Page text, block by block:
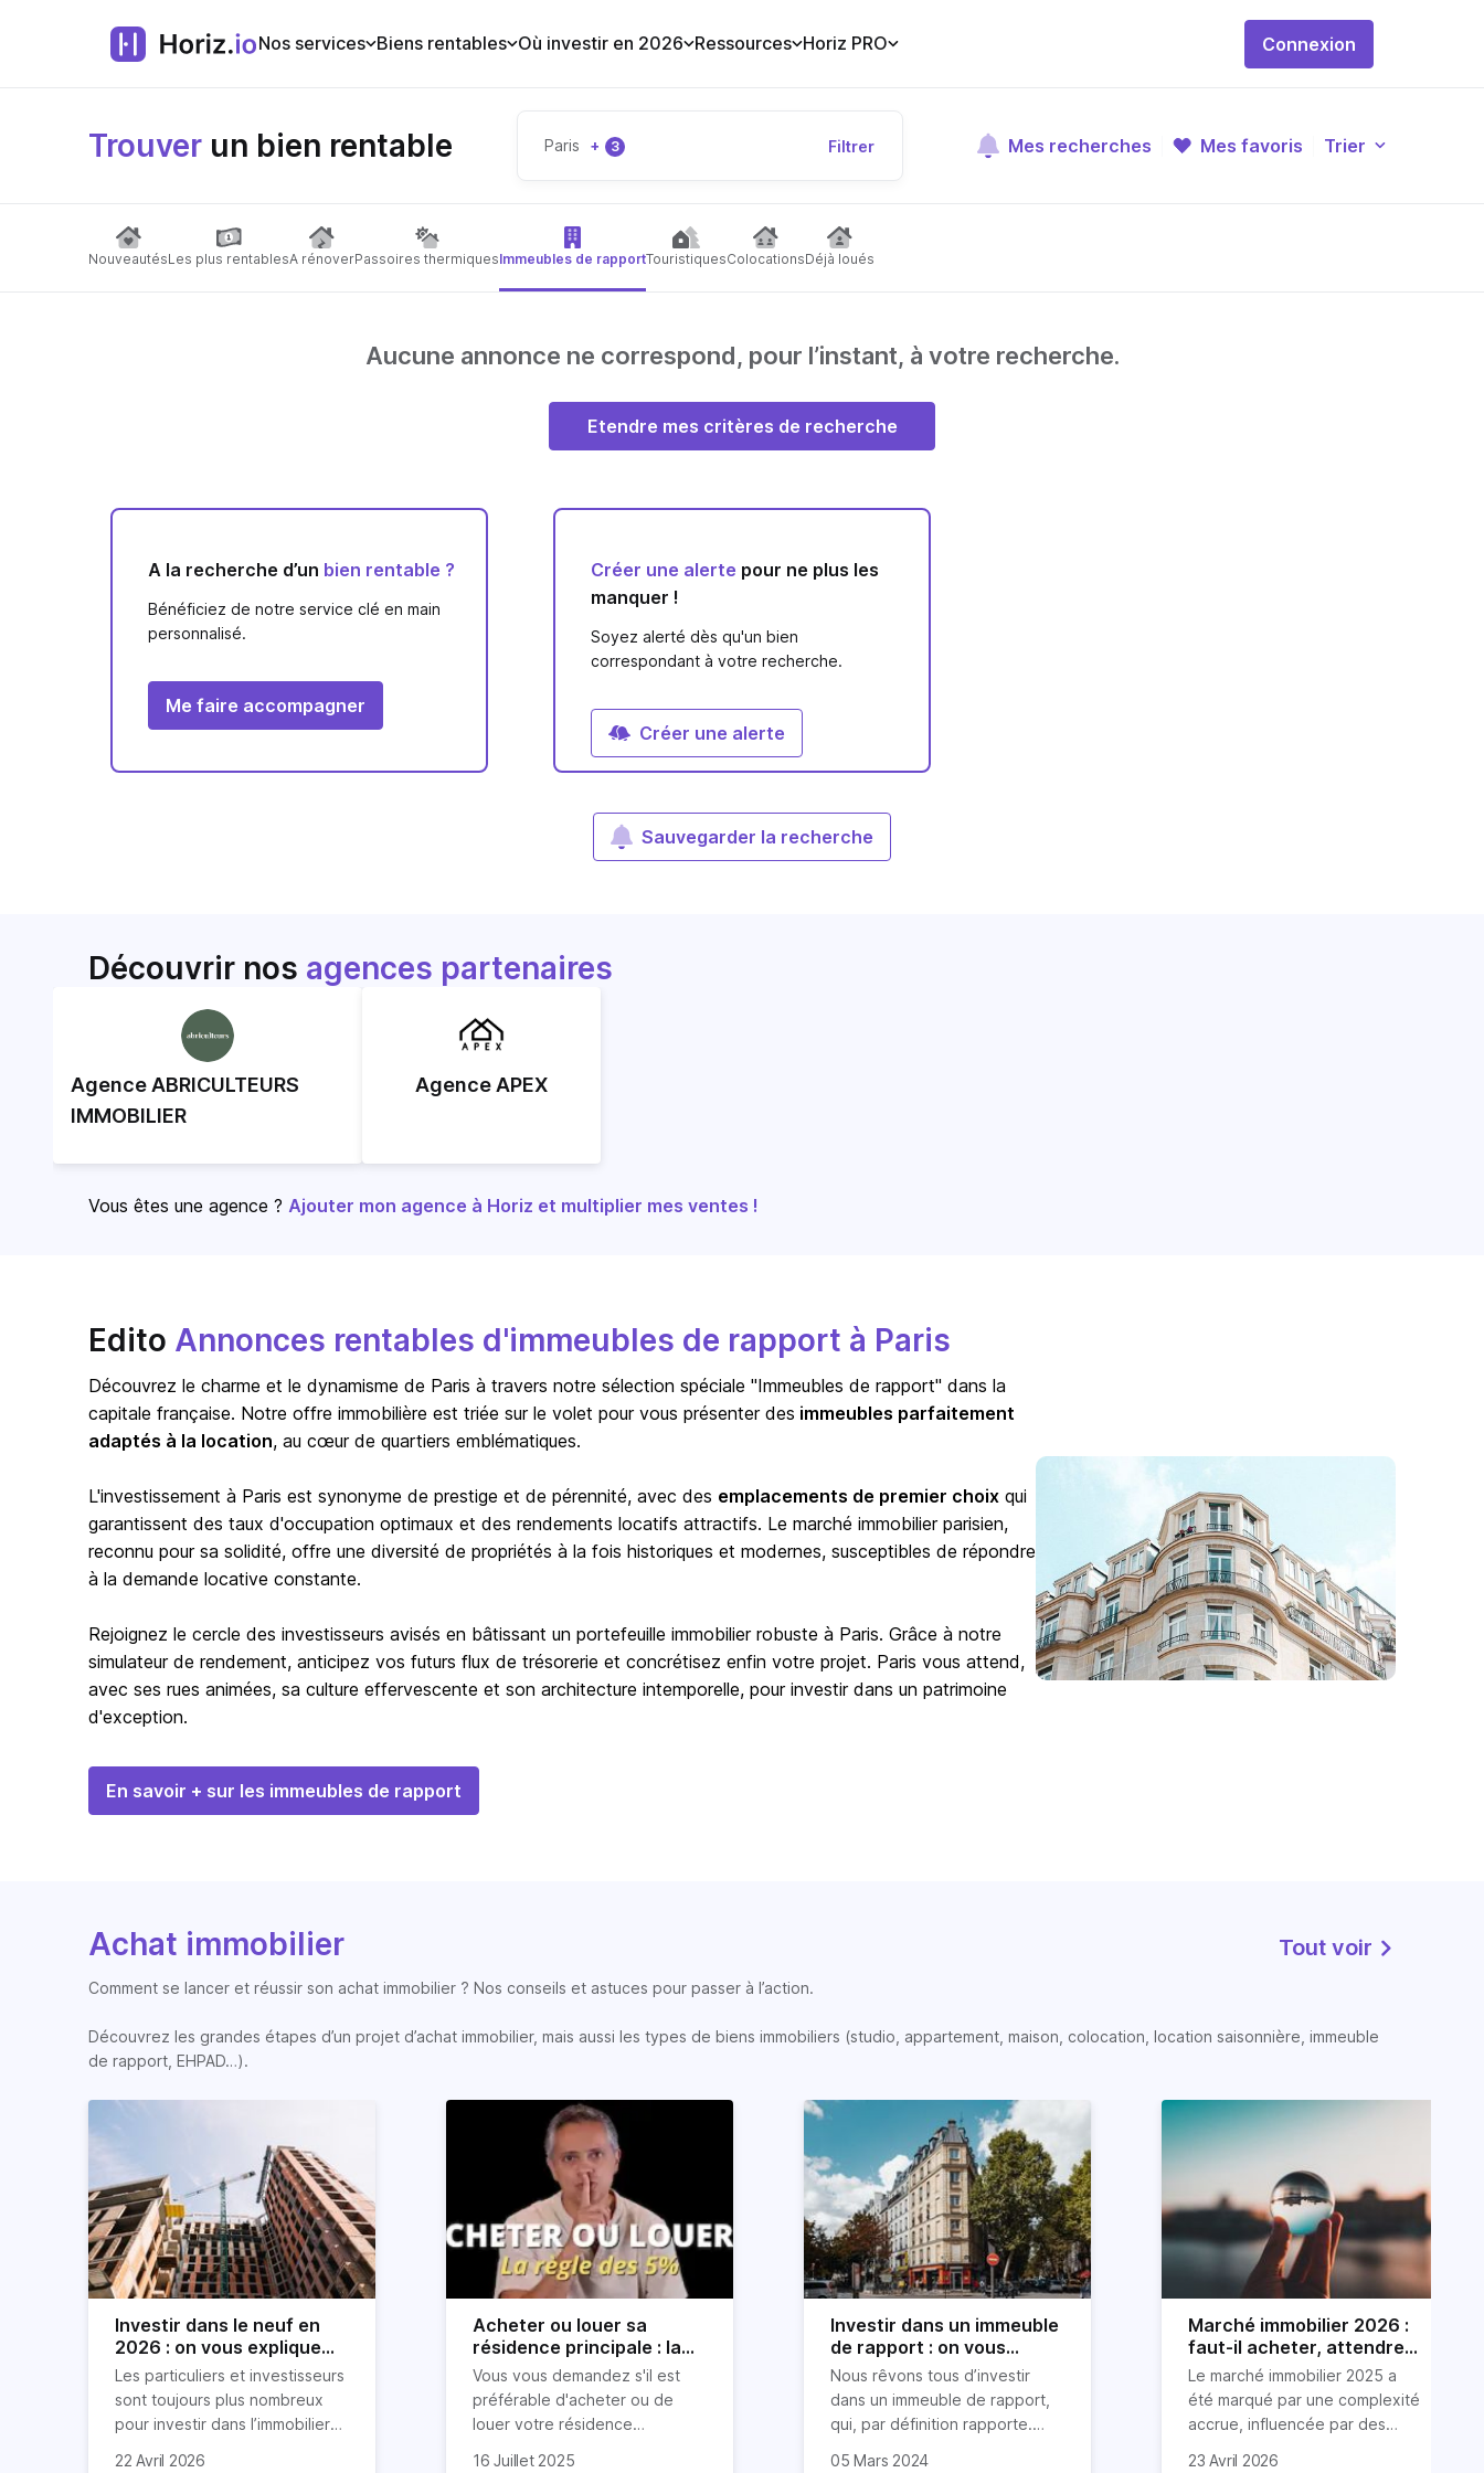
Nos services Biens rentables Où investir en 2026 Ressources Horiz PRO Connexion
Trouver un bien rentable Paris + 3 Filtrer Mes recherches Mes favoris Trier
NouveautésLes plus rentablesA rénoverPassoires thermiquesImmeubles de rapportTouristiquesColocationsDéjà loués
Aucune annonce ne correspond, pour l’instant, à votre recherche.
Etendre mes critères de recherche
A la recherche d’un bien rentable ?
Bénéficiez de notre service clé en main
personnalisé.
Me faire accompagner
Créer une alerte pour ne plus les
manquer !
Soyez alerté dès qu'un bien
correspondant à votre recherche.
Créer une alerte
Sauvegarder la recherche
Découvrir nos agences partenaires
Agence ABRICULTEURS
IMMOBILIER
Agence APEX
Vous êtes une agence ? Ajouter mon agence à Horiz et multiplier mes ventes !
Edito Annonces rentables d'immeubles de rapport à Paris
Découvrez le charme et le dynamisme de Paris à travers notre sélection spéciale "Immeubles de rapport" dans la
capitale française. Notre offre immobilière est triée sur le volet pour vous présenter des immeubles parfaitement
adaptés à la location, au cœur de quartiers emblématiques.
L'investissement à Paris est synonyme de prestige et de pérennité, avec des emplacements de premier choix qui
garantissent des taux d'occupation optimaux et des rendements locatifs attractifs. Le marché immobilier parisien,
reconnu pour sa solidité, offre une diversité de propriétés à la fois historiques et modernes, susceptibles de répondre
à la demande locative constante.
Rejoignez le cercle des investisseurs avisés en bâtissant un portefeuille immobilier robuste à Paris. Grâce à notre
simulateur de rendement, anticipez vos futurs flux de trésorerie et concrétisez enfin votre projet. Paris vous attend,
avec ses rues animées, sa culture effervescente et son architecture intemporelle, pour investir dans un patrimoine
d'exception.
En savoir + sur les immeubles de rapport
Achat immobilier Tout voir
Comment se lancer et réussir son achat immobilier ? Nos conseils et astuces pour passer à l’action.
Découvrez les grandes étapes d’un projet d’achat immobilier, mais aussi les types de biens immobiliers (studio, appartement, maison, colocation, location saisonnière, immeuble
de rapport, EHPAD…).
Investir dans le neuf en
2026 : on vous explique
tout !
Les particuliers et investisseurs
sont toujours plus nombreux
pour investir dans l’immobilier
22 Avril 2026
Acheter ou louer sa
résidence principale : la
règle simple des 5%
révélée
Vous vous demandez s'il est
préférable d'acheter ou de
louer votre résidence
16 Juillet 2025
Investir dans un immeuble
de rapport : on vous
explique tout
Nous rêvons tous d’investir
dans un immeuble de rapport,
qui, par définition rapporte.
05 Mars 2024
Marché immobilier 2026 :
faut-il acheter, attendre
ou vendre ?
Le marché immobilier 2025 a
été marqué par une complexité
accrue, influencée par des
23 Avril 2026